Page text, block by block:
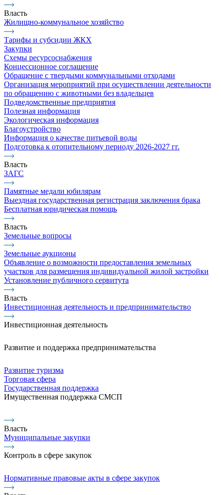
Власть
Жилищно-коммунальное хозяйство
Тарифы и субсидии ЖКХ
Закупки
Схемы ресурсоснабжения
Концессионное соглашение
Обращение с твердыми коммунальными отходами
Организация мероприятий при осуществлении деятельности
по обращению с животными без владельцев
Подведомственные предприятия
Полезная информация
Экологическая информация
Благоустройство
Информация о качестве питьевой воды
Подготовка к отопительному периоду 2026-2027 гг.
Власть
ЗАГС
Памятные медали юбилярам
Выездная государственная регистрация заключения брака
Бесплатная юридическая помощь
Власть
Земельные вопросы
Земельные аукционы
Объявление о возможности предоставления земельных
участков для размещения индивидуальной жилой застройки
Установление публичного сервитута
Власть
Инвестиционная деятельность и предпринимательство
Инвестиционная деятельность
Развитие и поддержка предпринимательства
Развитие туризма
Торговая сфера
Государственная поддержка
Имущественная поддержка СМСП
Власть
Муниципальные закупки
Контроль в сфере закупок
Нормативные правовые акты в сфере закупок